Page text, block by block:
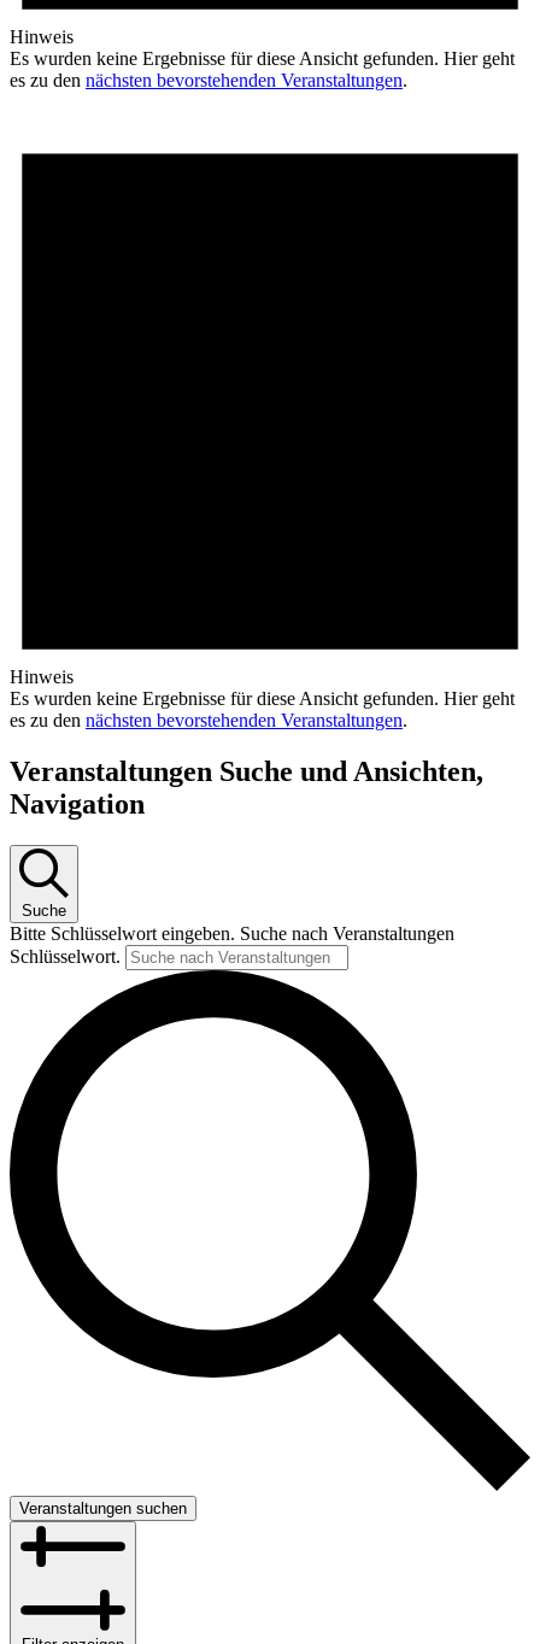
Hinweis
Es wurden keine Ergebnisse für diese Ansicht gefunden. Hier geht
es zu den nächsten bevorstehenden Veranstaltungen.
Hinweis
Es wurden keine Ergebnisse für diese Ansicht gefunden. Hier geht
es zu den nächsten bevorstehenden Veranstaltungen.
Veranstaltungen Suche und Ansichten,
Navigation
Suche
Bitte Schlüsselwort eingeben. Suche nach Veranstaltungen
Schlüsselwort.
Veranstaltungen suchen